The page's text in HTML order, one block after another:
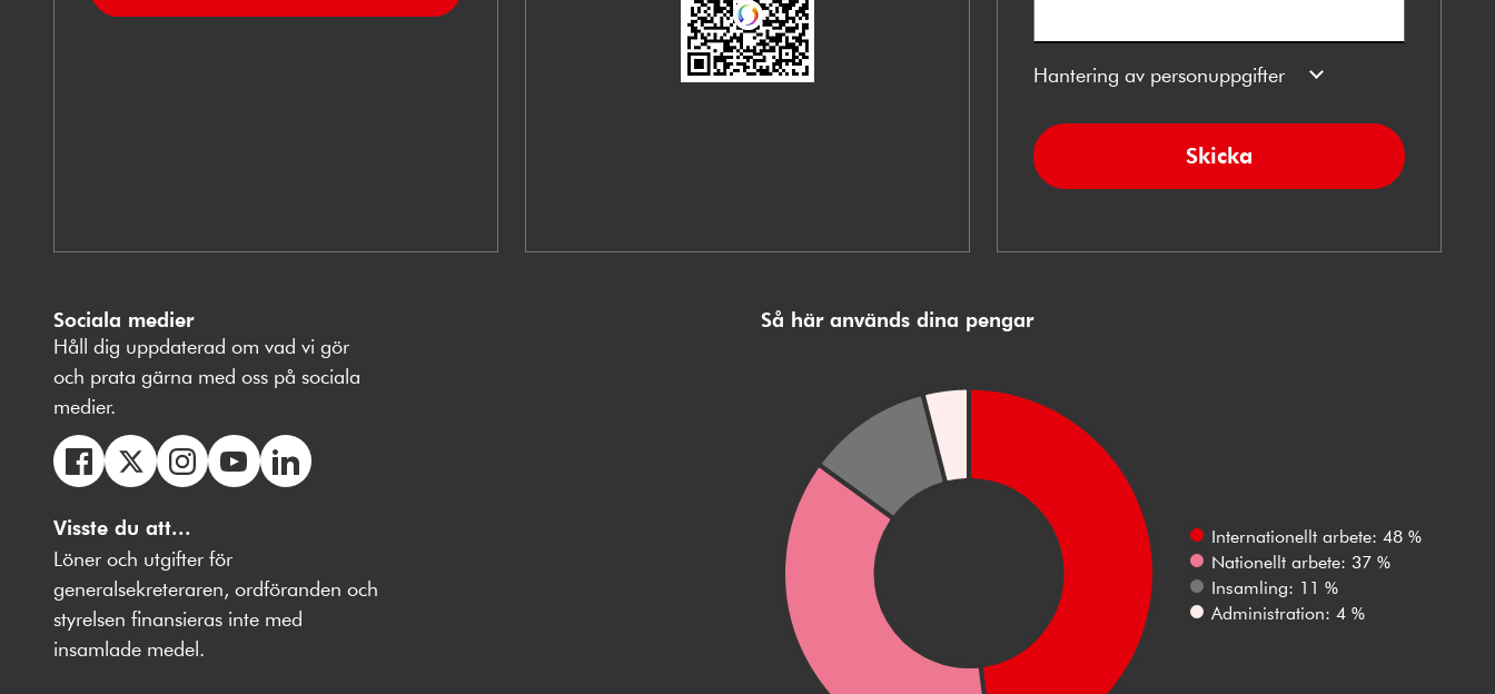
Hantering av personuppgifter
Skicka
Sociala medier
Håll dig uppdaterad om vad vi gör
och prata gärna med oss på sociala
medier.
oss
på
Facebbok
oss
på
X
oss
på
Instagram
på
YoutubeLinkedIn
Visste du att...
Löner och utgifter för
generalsekreteraren, ordföranden och
styrelsen finansieras inte med
insamlade medel.
Så här används dina pengar
Internationellt arbete: 48 %
Nationellt arbete: 37 %
Insamling: 11 %
Administration: 4 %